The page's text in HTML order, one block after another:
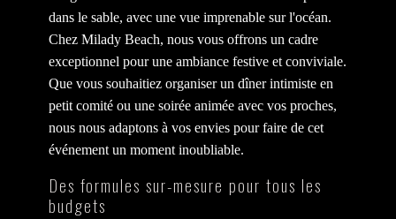
dans le sable, avec une vue imprenable sur l'océan.
Chez Milady Beach, nous vous offrons un cadre
exceptionnel pour une ambiance festive et conviviale.
Que vous souhaitiez organiser un dîner intimiste en
petit comité ou une soirée animée avec vos proches,
nous nous adaptons à vos envies pour faire de cet
événement un moment inoubliable.
Des formules sur-mesure pour tous les
budgets